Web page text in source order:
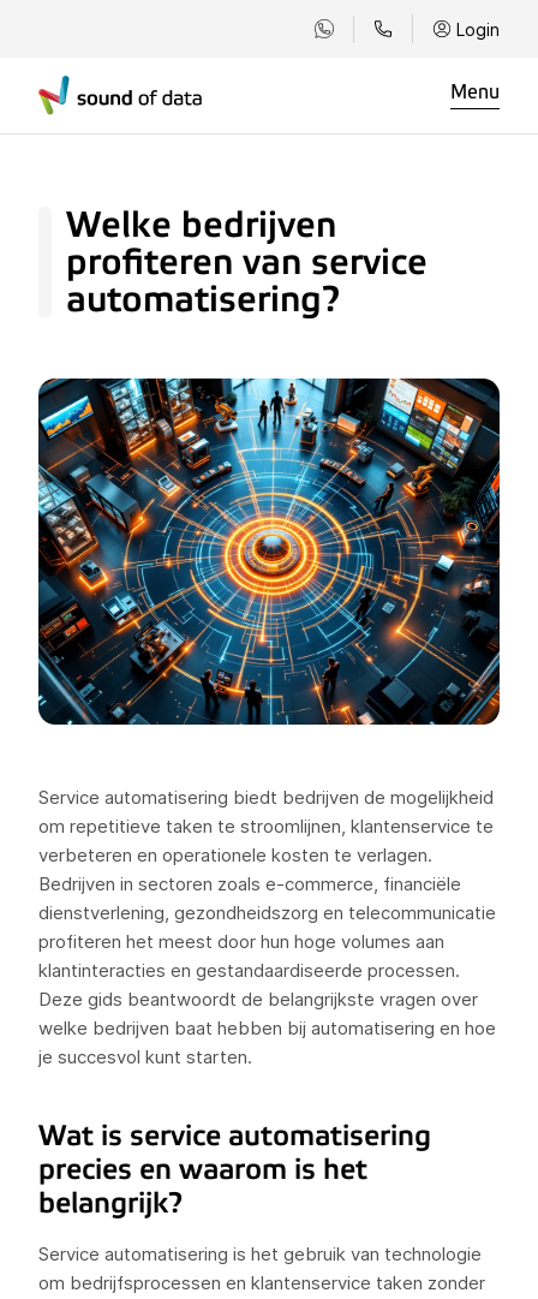
Login
Menu
Welke bedrijven
profiteren van service
automatisering?
Service automatisering biedt bedrijven de mogelijkheid
om repetitieve taken te stroomlijnen, klantenservice te
verbeteren en operationele kosten te verlagen.
Bedrijven in sectoren zoals e-commerce, financiële
dienstverlening, gezondheidszorg en telecommunicatie
profiteren het meest door hun hoge volumes aan
klantinteracties en gestandaardiseerde processen.
Deze gids beantwoordt de belangrijkste vragen over
welke bedrijven baat hebben bij automatisering en hoe
je succesvol kunt starten.
Wat is service automatisering
precies en waarom is het
belangrijk?
Service automatisering is het gebruik van technologie
om bedrijfsprocessen en klantenservice taken zonder